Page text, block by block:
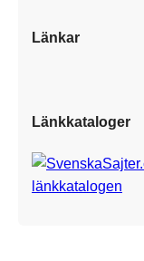
Länkar
Länkkataloger